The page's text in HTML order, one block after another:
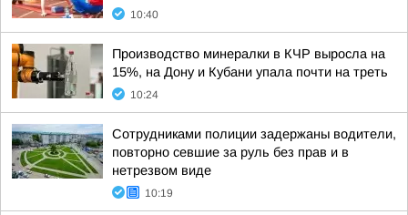
10:40
Производство минералки в КЧР выросла на
15%, на Дону и Кубани упала почти на треть
10:24
Сотрудниками полиции задержаны водители,
повторно севшие за руль без прав и в
нетрезвом виде
10:19